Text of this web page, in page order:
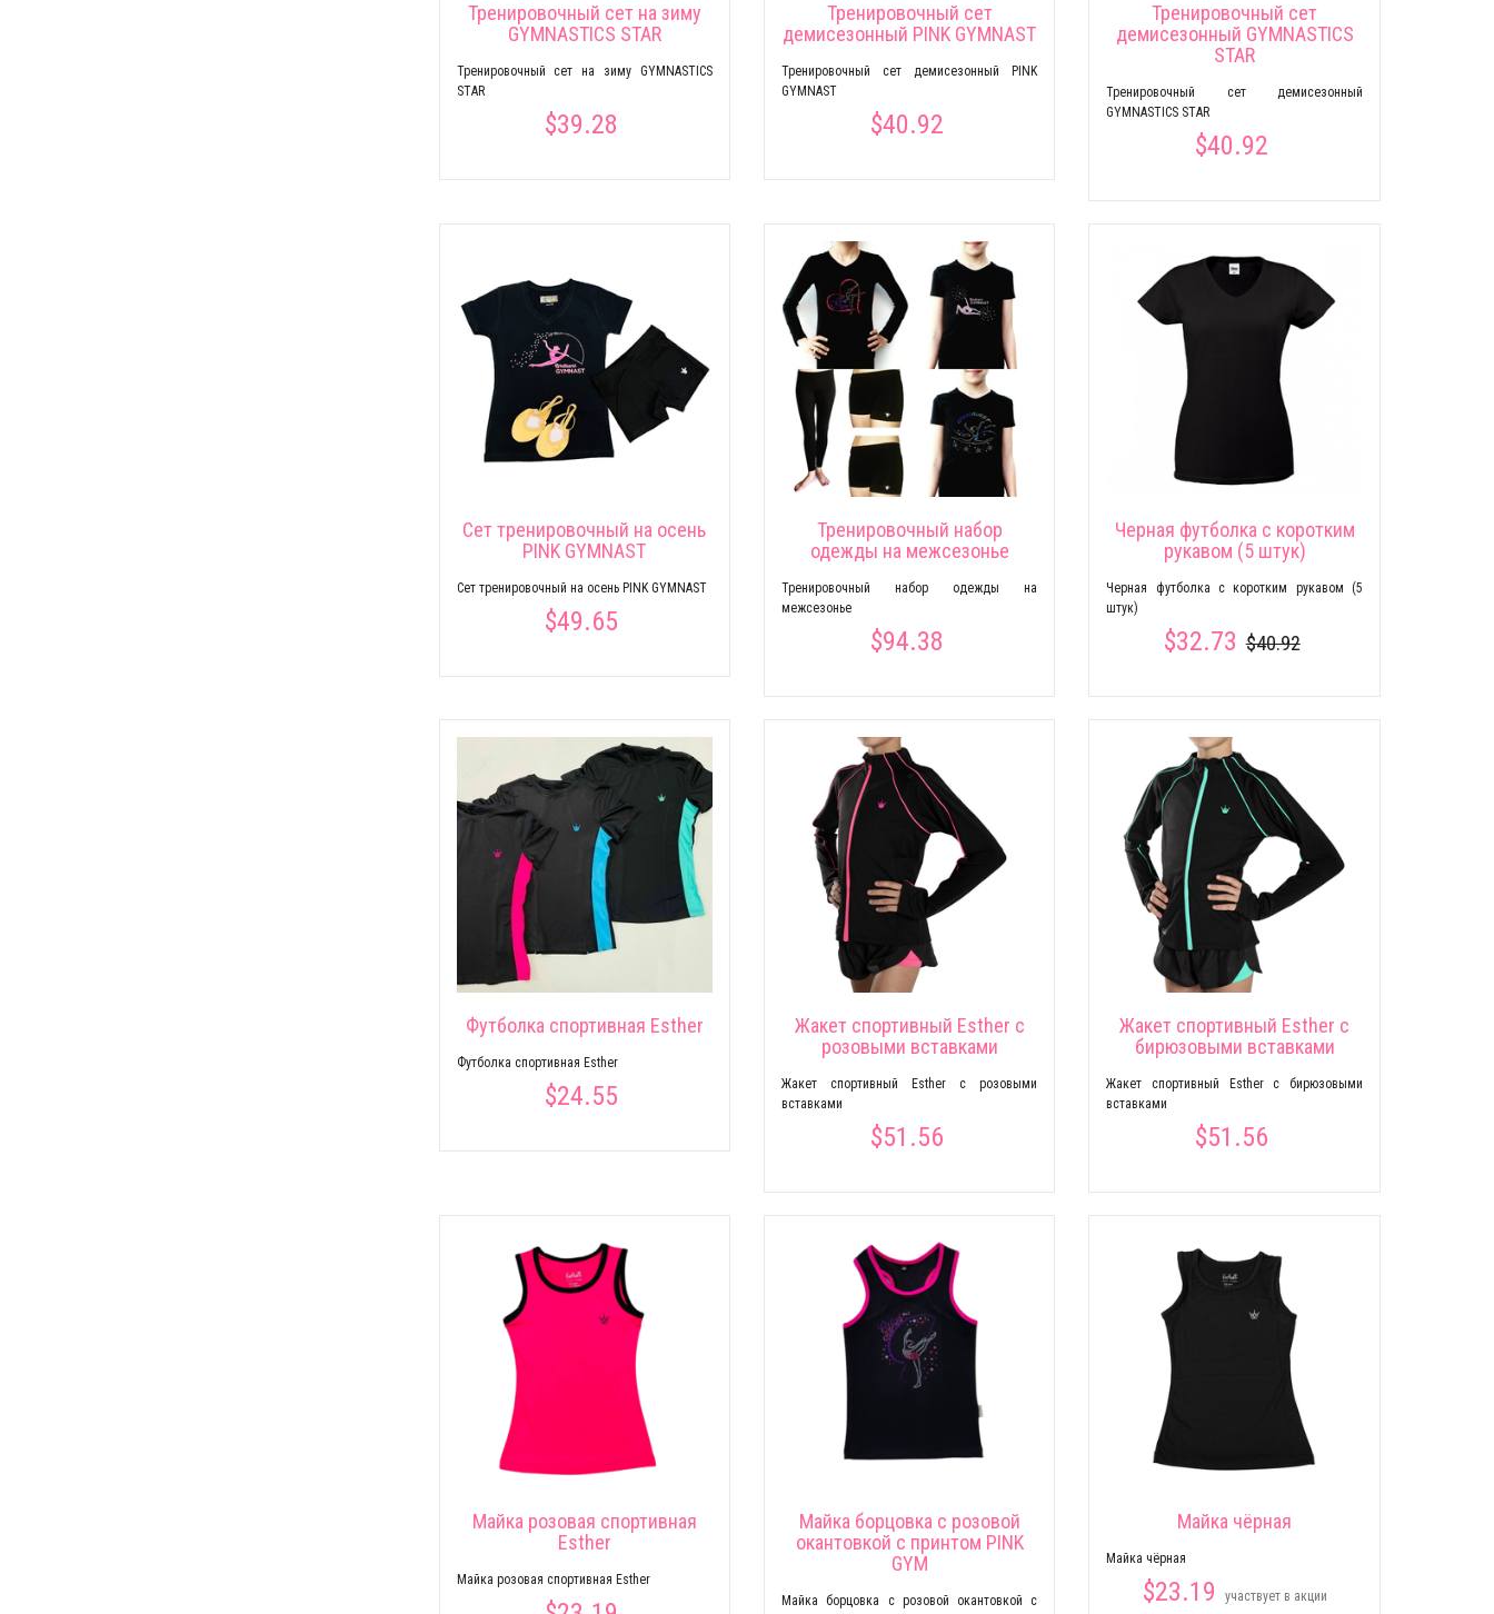
Тренировочный сет на зиму
GYMNASTICS STAR
Тренировочный сет на зиму GYMNASTICS
STAR
$39.28
Тренировочный сет
демисезонный PINK GYMNAST
Тренировочный сет демисезонный PINK
GYMNAST
$40.92
Тренировочный сет
демисезонный GYMNASTICS
STAR
Тренировочный сет демисезонный
GYMNASTICS STAR
$40.92
Сет тренировочный на осень
PINK GYMNAST
Сет тренировочный на осень PINK GYMNAST
$49.65
Тренировочный набор
одежды на межсезонье
Тренировочный набор одежды на
межсезонье
$94.38
Черная футболка с коротким
рукавом (5 штук)
Черная футболка с коротким рукавом (5
штук)
$32.73 $40.92
Футболка спортивная Esther
Футболка спортивная Esther
$24.55
Жакет спортивный Esther c
розовыми вставками
Жакет спортивный Esther c розовыми
вставками
$51.56
Жакет спортивный Esther c
бирюзовыми вставками
Жакет спортивный Esther c бирюзовыми
вставками
$51.56
Майка розовая спортивная
Esther
Майка розовая спортивная Esther
Майка борцовка с розовой
окантовкой c принтом PINK
GYM
Майка борцовка с розовой окантовкой c
Майка чёрная
Майка чёрная
$23.19 участвует в акции